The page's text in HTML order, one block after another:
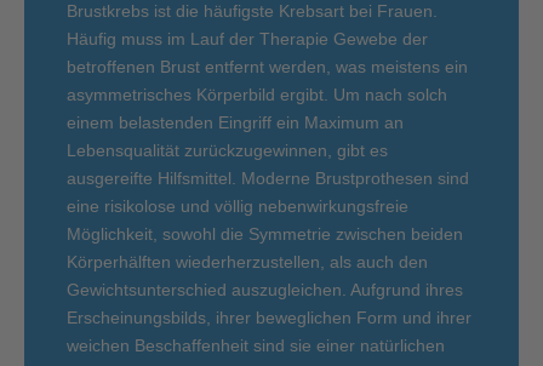
Brustkrebs ist die häufigste Krebsart bei Frauen.
Häufig muss im Lauf der Therapie Gewebe der
betroffenen Brust entfernt werden, was meistens ein
asymmetrisches Körperbild ergibt. Um nach solch
einem belastenden Eingriff ein Maximum an
Lebensqualität zurückzugewinnen, gibt es
ausgereifte Hilfsmittel. Moderne Brustprothesen sind
eine risikolose und völlig nebenwirkungsfreie
Möglichkeit, sowohl die Symmetrie zwischen beiden
Körperhälften wiederherzustellen, als auch den
Gewichtsunterschied auszugleichen. Aufgrund ihres
Erscheinungsbilds, ihrer beweglichen Form und ihrer
weichen Beschaffenheit sind sie einer natürlichen